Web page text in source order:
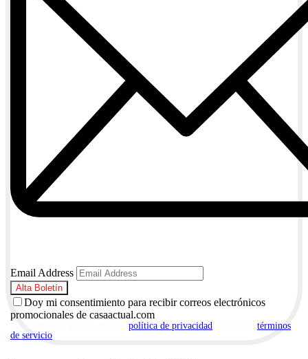
Email Address
Doy mi consentimiento para recibir correos electrónicos
promocionales de casaactual.com
política de privacidad
términos
de servicio